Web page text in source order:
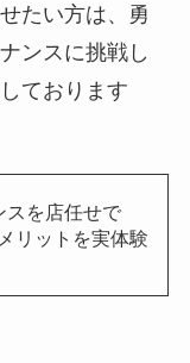
たい方は、勇
ンスに挑戦し
ております
スを店任せで
リットを実体験